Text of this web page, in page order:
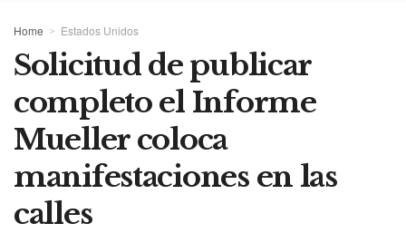
Home Estados Unidos
Solicitud de publicar
completo el Informe
Mueller coloca
manifestaciones en las
calles